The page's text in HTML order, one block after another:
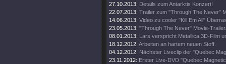
27.10.2013: Details zum Antarktis Konzert!
22.07.2013: Trailer zum "Through The Never"
14.06.2013: Video zu cooler "Kill Em All"
23.05.2013: "Through The Never" Movie-Trailer.
08.01.2013: Lars verspricht Metallica 3D-Film
18.12.2012: Arbeiten an hartem neuen Stoff.
04.12.2012: Nächster Liveclip der "Quebec
23.11.2012: Erster Live-DVD "Quebec